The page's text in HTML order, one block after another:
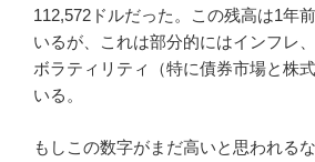
112,572ドルだった。この残高は1年
いるが、これは部分的にはインフレ
ボラティリティ（特に債券市場と株
いる。
もしこの数字がまだ高いと思われる